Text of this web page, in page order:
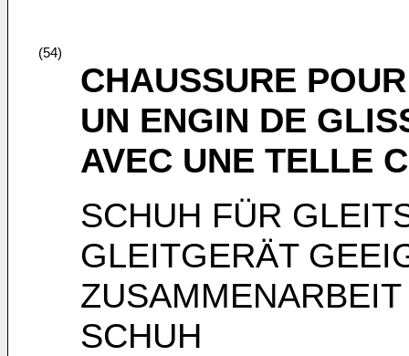
(54)
CHAUSSURE
UN ENGIN DE
AVEC UNE TELLE
SCHUH FÜR
GLEITGERÄT
SCHUH